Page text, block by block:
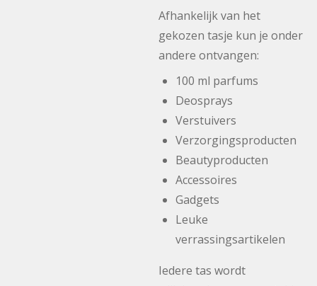
Afhankelijk van het
gekozen tasje kun je onder
andere ontvangen:
100 ml parfums
Deosprays
Verstuivers
Verzorgingsproducten
Beautyproducten
Accessoires
Gadgets
Leuke
verrassingsartikelen
Iedere tas wordt